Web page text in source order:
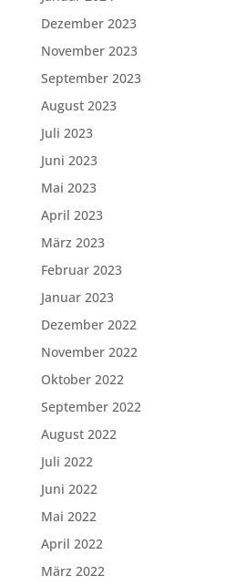
Dezember 2023
November 2023
September 2023
August 2023
Juli 2023
Juni 2023
Mai 2023
April 2023
März 2023
Februar 2023
Januar 2023
Dezember 2022
November 2022
Oktober 2022
September 2022
August 2022
Juli 2022
Juni 2022
Mai 2022
April 2022
März 2022